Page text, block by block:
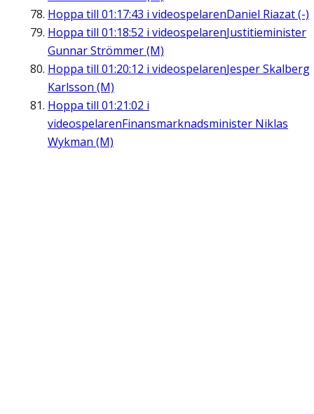
Hoppa till 01:17:43 i videospelarenDaniel Riazat (-)
Hoppa till 01:18:52 i videospelarenJustitieminister
Gunnar Strömmer (M)
Hoppa till 01:20:12 i videospelarenJesper Skalberg
Karlsson (M)
Hoppa till 01:21:02 i
videospelarenFinansmarknadsminister Niklas
Wykman (M)